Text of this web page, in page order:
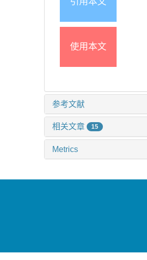
使用本文
参考文献
相关文章 15
Metrics